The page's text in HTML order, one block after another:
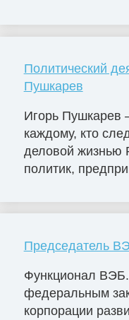
Политический
Пушкарев
Игорь Пушкарев
каждому, кто
деловой жизнью
политик,
Председатель
Функционал
федеральным
корпорации